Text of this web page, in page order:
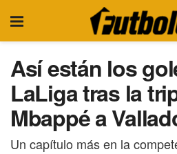
Así están los
LaLiga tras la
Mbappé a
Un capítulo más en la